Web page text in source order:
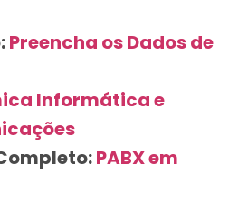
Preencha os Dados de
Informática e
PABX em